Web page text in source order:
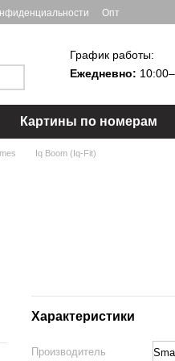
Опт
График работы:
Ежедневно:
Картины по номерам
Iq Boom (Iq-Fit)
Характеристики
Производитель